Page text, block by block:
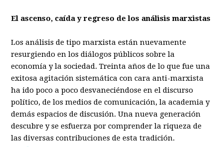
El ascenso, caída y regreso de los análisis marxistas
Los análisis de tipo marxista están nuevamente
resurgiendo en los diálogos públicos sobre la
economía y la sociedad. Treinta años de lo que fue una
exitosa agitación sistemática con cara anti-marxista
ha ido poco a poco desvaneciéndose en el discurso
político, de los medios de comunicación, la academia y
demás espacios de discusión. Una nueva generación
descubre y se esfuerza por comprender la riqueza de
las diversas contribuciones de esta tradición.